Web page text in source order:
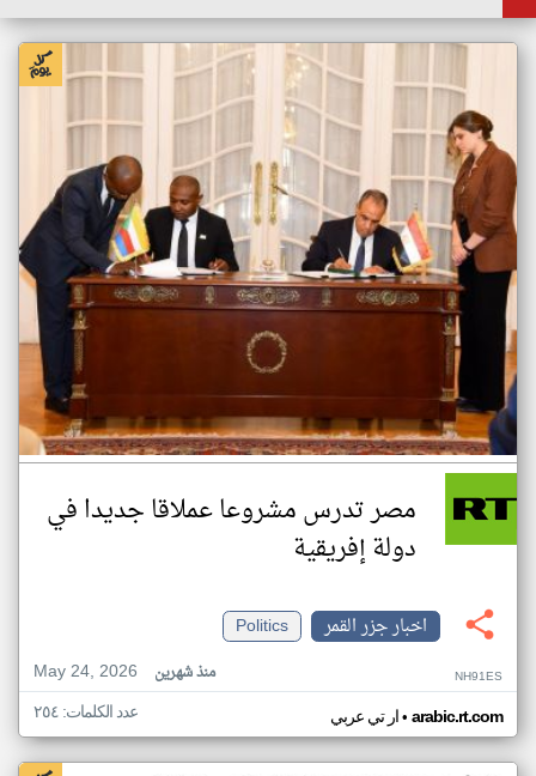
مصر تدرس مشروعا عملاقا جديدا في
دولة إفريقية
اخبار جزر القمر
Politics
May 24, 2026
منذ شهرين NH91ES
ار تي عربي• arabic.rt.com عدد الكلمات: ٢٥٤